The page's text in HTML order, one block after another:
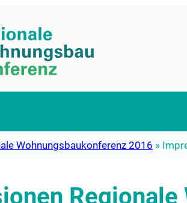
Wohnungsbaukonferenz 2016 »